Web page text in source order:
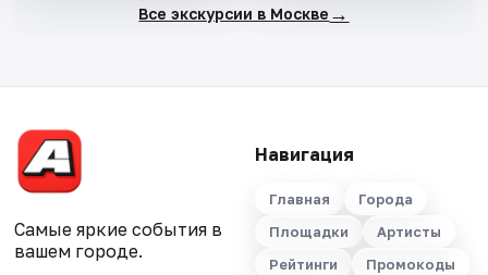
Все экскурсии в Москве →
Самые яркие события в
вашем городе.
Навигация
Главная
Города
Площадки
Артисты
Рейтинги
Промокоды